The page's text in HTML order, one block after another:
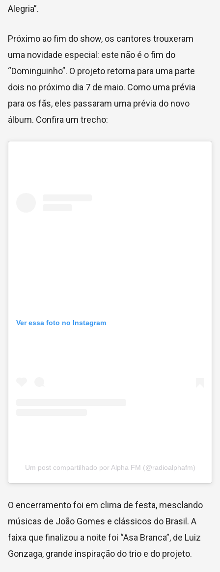
Alegria”.
Próximo ao fim do show, os cantores trouxeram
uma novidade especial: este não é o fim do
“Dominguinho”. O projeto retorna para uma parte
dois no próximo dia 7 de maio. Como uma prévia
para os fãs, eles passaram uma prévia do novo
álbum. Confira um trecho:
Ver essa foto no Instagram
Um post compartilhado por Alpha FM (@radioalphafm)
O encerramento foi em clima de festa, mesclando
músicas de João Gomes e clássicos do Brasil. A
faixa que finalizou a noite foi “Asa Branca”, de Luiz
Gonzaga, grande inspiração do trio e do projeto.